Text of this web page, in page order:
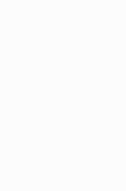
দৃষ্টান্ত আউচপাড়ায়!